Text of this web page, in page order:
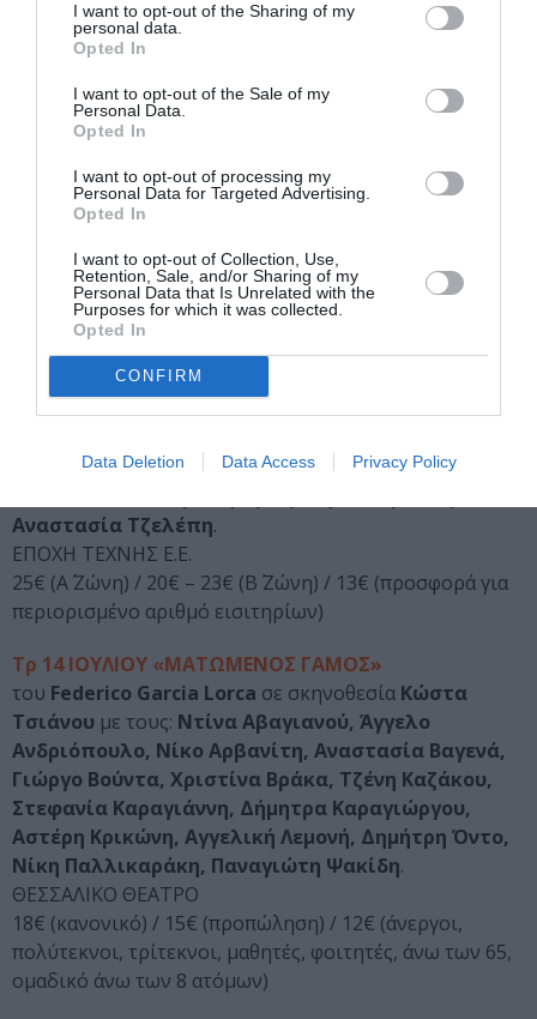
I want to opt-out of the Sharing of my
personal data.
Opted In
I want to opt-out of the Sale of my
Personal Data.
Opted In
I want to opt-out of processing my
Personal Data for Targeted Advertising.
Opted In
I want to opt-out of Collection, Use,
Retention, Sale, and/or Sharing of my
Personal Data that Is Unrelated with the
Purposes for which it was collected.
Opted In
CONFIRM
Data Deletion Data Access Privacy Policy
20€ (προπώληση) / 25€ (ταμείο)
σε κείμενο και σκηνοθεσίαΧάρη Ρώμα με τους: Χρύσα
Νταούλη, Γιάννη Τσούκα, Νίκο Αμπουσαάρ, Σπύρο
Κατερίνα Κλαυδιανού.
ΘΕΑΤΡΙΚΗ ΣΚΗΝΗ «ΝΤΟΥΕΝΤΕ»
12€ (ταμείο) / 10€ (προπώληση)
Δε 13 ΙΟΥΛΙΟΥ «ΕΚΚΛΗΣΙΑΖΟΥΣΕΣ, Γυναίκες στην
εξουσία»
Αριστοφάνησε σκηνοθεσία
τους:Χρήστο Χατζηπαναγιώτη, Μαρίνα
Φοίβο Ριμένα, Δήμητρα Βήττα, Μαρία Κυρώζη,
Αναστασία Τζελέπη.
ΕΠΟΧΗ ΤΕΧΝΗΣ Ε.Ε.
25€ (Α΄ Ζώνη) / 20€ – 23€ (Β΄ Ζώνη) / 13€ (προσφορά για
περιορισμένο αριθμό εισιτηρίων)
Τρ 14 ΙΟΥΛΙΟΥ «ΜΑΤΩΜΕΝΟΣ ΓΑΜΟΣ»
του Federico Garcia Lorca σε σκηνοθεσία Κώστα
Τσιάνου με τους: Ντίνα Αβαγιανού, Άγγελο
Ανδριόπουλο, Νίκο Αρβανίτη, Αναστασία Βαγενά,
Γιώργο Βούντα, Χριστίνα Βράκα, Τζένη Καζάκου,
Στεφανία Καραγιάννη, Δήμητρα Καραγιώργου,
Αστέρη Κρικώνη, Αγγελική Λεμονή, Δημήτρη Όντο,
Νίκη Παλλικαράκη, Παναγιώτη Ψακίδη.
ΘΕΣΣΑΛΙΚΟ ΘΕΑΤΡΟ
18€ (κανονικό) / 15€ (προπώληση) / 12€ (άνεργοι,
πολύτεκνοι, τρίτεκνοι, μαθητές, φοιτητές, άνω των 65,
ομαδικό άνω των 8 ατόμων)